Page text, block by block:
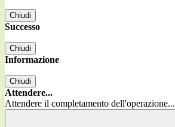
Chiudi
Successo
Chiudi
Informazione
Chiudi
Attendere...
Attendere il completamento dell'operazione...